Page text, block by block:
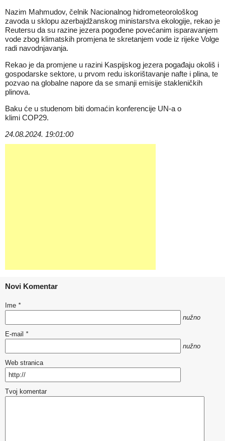
Nazim Mahmudov, čelnik Nacionalnog hidrometeorološkog
zavoda u sklopu azerbajdžanskog ministarstva ekologije, rekao je
Reutersu da su razine jezera pogođene povećanim isparavanjem
vode zbog klimatskih promjena te skretanjem vode iz rijeke Volge
radi navodnjavanja.
Rekao je da promjene u razini Kaspijskog jezera pogađaju okoliš i
gospodarske sektore, u prvom redu iskorištavanje nafte i plina, te
pozvao na globalne napore da se smanji emisije stakleničkih
plinova.
Baku će u studenom biti domaćin konferencije UN-a o
klimi COP29.
24.08.2024. 19:01:00
Novi Komentar
Ime *
nužno
E-mail *
nužno
Web stranica
Tvoj komentar